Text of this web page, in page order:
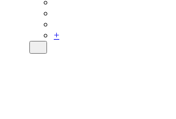
+